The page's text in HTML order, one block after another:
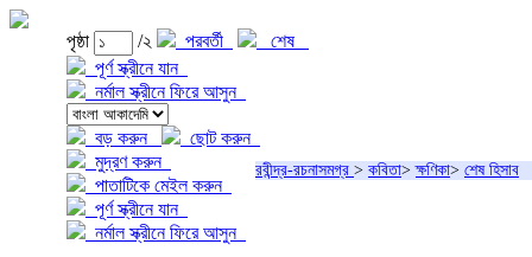
পৃষ্ঠা /২ পরবর্তী
শেষ
পূর্ণ স্ক্রীনে যান
নর্মাল স্ক্রীনে ফিরে আসুন
বড় করুন
ছোট করুন
মুদ্রণ করুন
পাতাটিকে মেইল করুন
পূর্ণ স্ক্রীনে যান
নর্মাল স্ক্রীনে ফিরে আসুন
রবীন্দ্র-রচনাসমগ্র > কবিতা>ক্ষণিকা> শেষ হিসাব